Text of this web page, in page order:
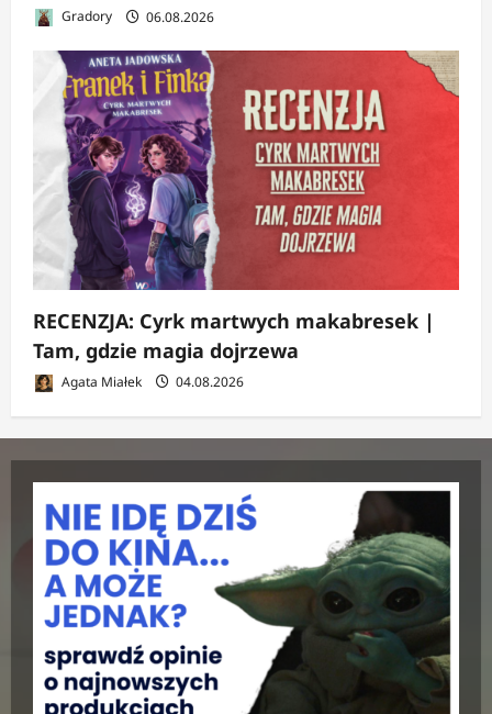
Gradory 06.08.2026
RECENZJA: Cyrk martwych makabresek |
Tam, gdzie magia dojrzewa
Agata Miałek 04.08.2026